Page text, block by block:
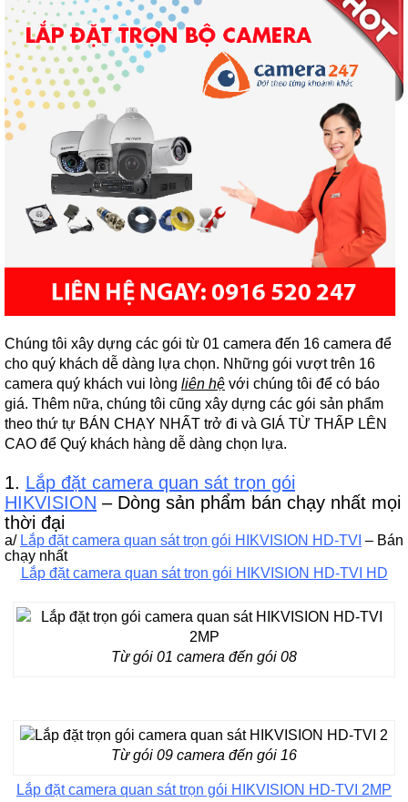
Chúng tôi xây dựng các gói từ 01 camera đến 16 camera để
cho quý khách dễ dàng lựa chọn. Những gói vượt trên 16
camera quý khách vui lòng liên hệ với chúng tôi để có báo
giá. Thêm nữa, chúng tôi cũng xây dựng các gói sản phẩm
theo thứ tự BÁN CHẠY NHẤT trở đi và GIÁ TỪ THẤP LÊN
CAO để Quý khách hàng dễ dàng chọn lựa.
1. Lắp đặt camera quan sát trọn gói
HIKVISION – Dòng sản phẩm bán chạy nhất mọi
thời đại
a/ Lắp đặt camera quan sát trọn gói HIKVISION HD-TVI – Bán
chạy nhất
Lắp đặt camera quan sát trọn gói HIKVISION HD-TVI HD
Từ gói 01 camera đến gói 08
Từ gói 09 camera đến gói 16
Lắp đặt camera quan sát trọn gói HIKVISION HD-TVI 2MP